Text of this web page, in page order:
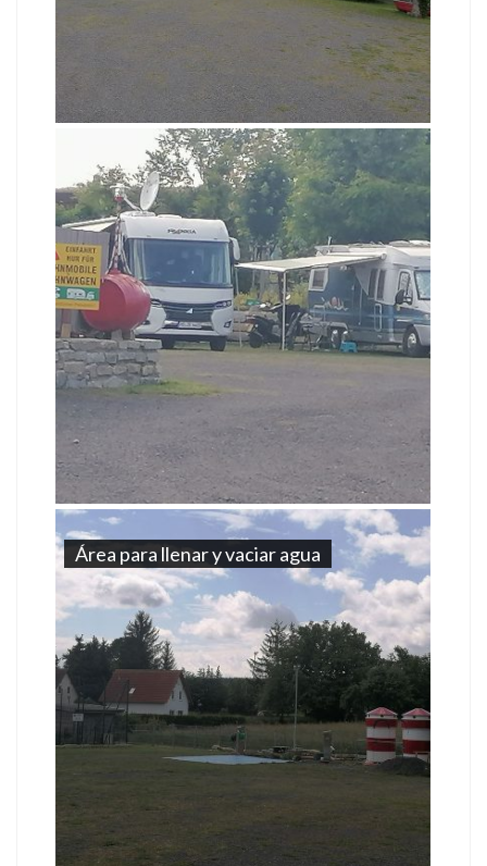
Área para llenar y vaciar agua